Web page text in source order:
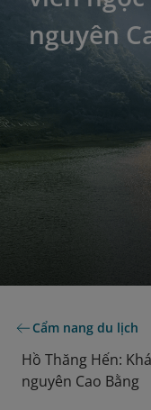
nguyên
Cẩm nang du lịch
Hồ Thăng Hến:
nguyên Cao Bằng